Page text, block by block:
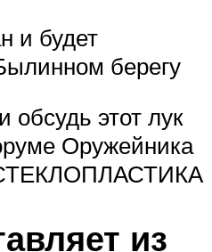
и будет
берегу
обсудь этот лук
Оружейника
из